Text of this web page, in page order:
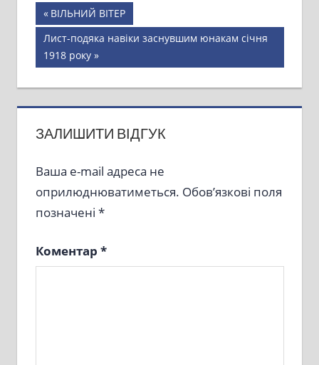
Навігація
записів
Previous
Post:
ВІЛЬНИЙ ВІТЕР
Next
Post:
Лист-подяка навіки заснувшим юнакам січня
1918 року
ЗАЛИШИТИ ВІДГУК
Ваша e-mail адреса не
оприлюднюватиметься. Обов’язкові поля
позначені *
Коментар *